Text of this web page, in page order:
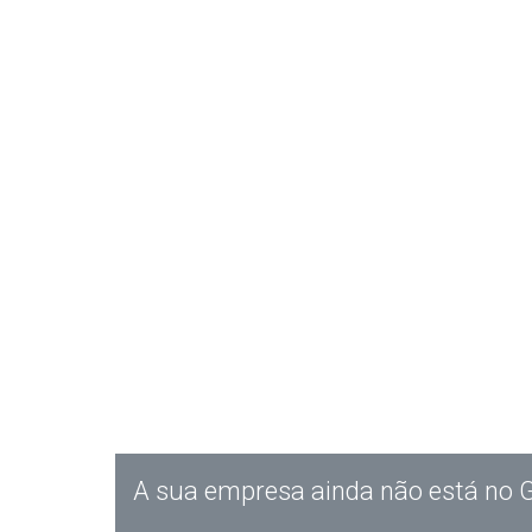
A sua empresa ainda não está no